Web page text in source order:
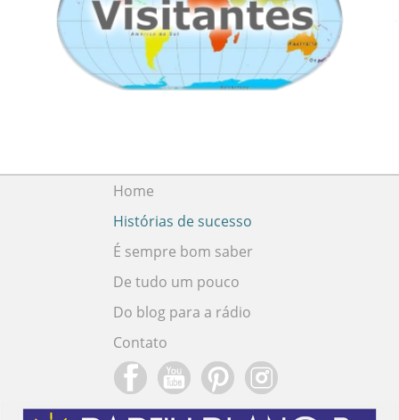
Home
Histórias de sucesso
É sempre bom saber
De tudo um pouco
Do blog para a rádio
Contato